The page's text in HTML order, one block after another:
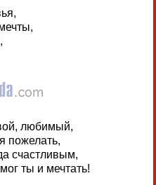
любимый,
пожелать,
счастливым,
ты и мечтать!